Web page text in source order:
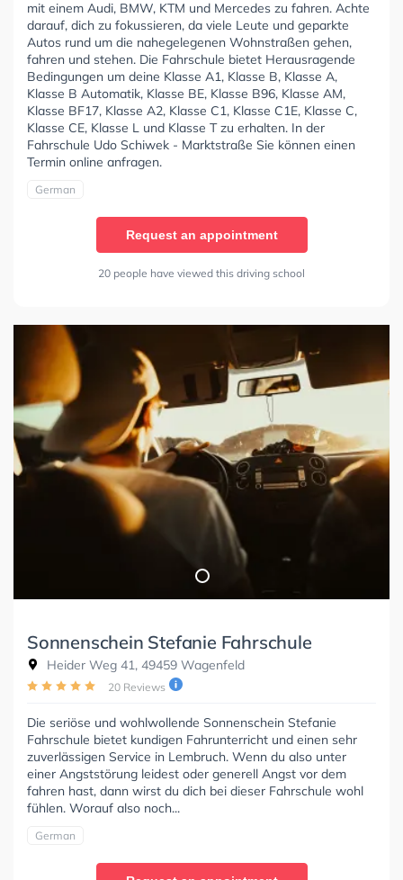
mit einem Audi, BMW, KTM und Mercedes zu fahren. Achte
darauf, dich zu fokussieren, da viele Leute und geparkte
Autos rund um die nahegelegenen Wohnstraßen gehen,
fahren und stehen. Die Fahrschule bietet Herausragende
Bedingungen um deine Klasse A1, Klasse B, Klasse A,
Klasse B Automatik, Klasse BE, Klasse B96, Klasse AM,
Klasse BF17, Klasse A2, Klasse C1, Klasse C1E, Klasse C,
Klasse CE, Klasse L und Klasse T zu erhalten. In der
Fahrschule Udo Schiwek - Marktstraße Sie können einen
Termin online anfragen.
German
Request an appointment
20 people have viewed this driving school
Sonnenschein Stefanie Fahrschule
Heider Weg 41, 49459 Wagenfeld
20 Reviews
Die seriöse und wohlwollende Sonnenschein Stefanie
Fahrschule bietet kundigen Fahrunterricht und einen sehr
zuverlässigen Service in Lembruch. Wenn du also unter
einer Angststörung leidest oder generell Angst vor dem
fahren hast, dann wirst du dich bei dieser Fahrschule wohl
fühlen. Worauf also noch...
German